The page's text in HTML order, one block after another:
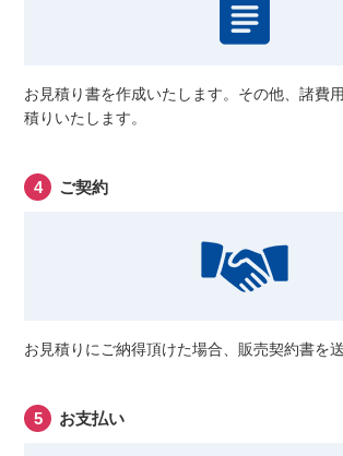
お見積り書を作成いたします。その他、諸費
積りいたします。
ご契約
お見積りにご納得頂けた場合、販売契約書を
お支払い